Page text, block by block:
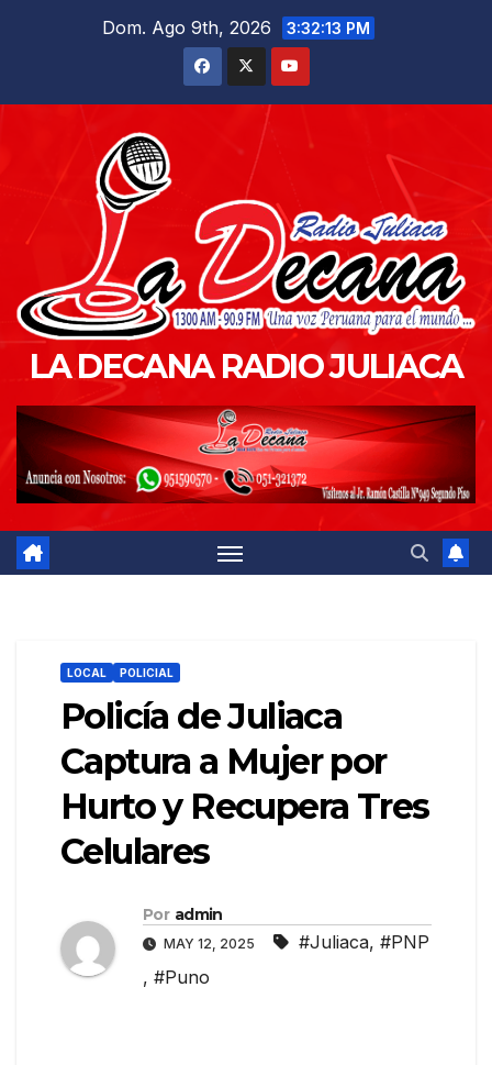
Dom. Ago 9th, 2026 3:32:15 PM
LA DECANA RADIO JULIACA
LOCAL POLICIAL
Policía de Juliaca
Captura a Mujer por
Hurto y Recupera Tres
Celulares
Por admin
MAY 12, 2025 #Juliaca, #PNP
, #Puno